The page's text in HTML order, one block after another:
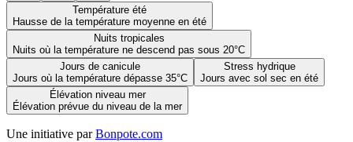
Température été
Hausse de la température moyenne en été
Nuits tropicales
Nuits où la température ne descend pas sous 20°C
Jours de canicule
Jours où la température dépasse 35°C
Stress hydrique
Jours avec sol sec en été
Élévation niveau mer
Élévation prévue du niveau de la mer
Une initiative par Bonpote.com